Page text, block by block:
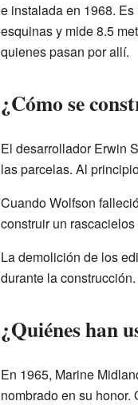
e instalada en 1968.
esquinas y mide 8.5
quienes pasan por allí.
¿Cómo se
El desarrollador Erwin
las parcelas. Al
Cuando Wolfson
construir un
La demolición de los
durante la
¿Quiénes han
En 1965, Marine
nombrado en su